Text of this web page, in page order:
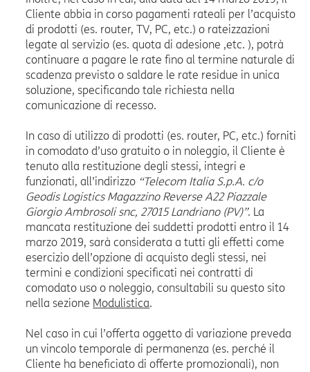
Cliente abbia in corso pagamenti rateali per l’acquisto
di prodotti (es. router, TV, PC, etc.) o rateizzazioni
legate al servizio (es. quota di adesione ,etc. ), potrà
continuare a pagare le rate fino al termine naturale di
scadenza previsto o saldare le rate residue in unica
soluzione, specificando tale richiesta nella
comunicazione di recesso.
In caso di utilizzo di prodotti (es. router, PC, etc.) forniti
in comodato d’uso gratuito o in noleggio, il Cliente è
tenuto alla restituzione degli stessi, integri e
funzionati, all’indirizzo “Telecom Italia S.p.A. c/o
Geodis Logistics Magazzino Reverse A22 Piazzale
Giorgio Ambrosoli snc, 27015 Landriano (PV)”. La
mancata restituzione dei suddetti prodotti entro il 14
marzo 2019, sarà considerata a tutti gli effetti come
esercizio dell’opzione di acquisto degli stessi, nei
termini e condizioni specificati nei contratti di
comodato uso o noleggio, consultabili su questo sito
nella sezione Modulistica.
Nel caso in cui l’offerta oggetto di variazione preveda
un vincolo temporale di permanenza (es. perché il
Cliente ha beneficiato di offerte promozionali), non